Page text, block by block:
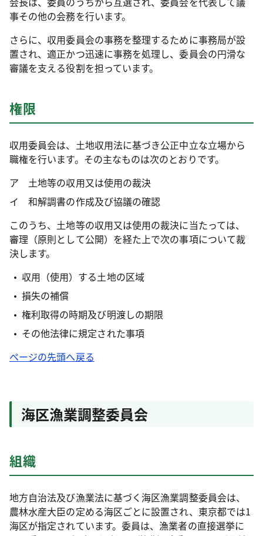
事その他の会務を行います。
さらに、収用委員会の事務を整理するために事務局が設
置され、適正かつ迅速に事務を処理し、委員会の円滑な
審議を支える役割を担っています。
権限
収用委員会は、土地収用法に基づき公正中立な立場から
職権を行います。その主なものは次のとおりです。
ア 土地等の収用又は使用の裁決
イ 和解調書の作成及び協議の確認
このうち、土地等の収用又は使用の裁決に当たっては、
審理（原則として公開）を経た上で次の事項について裁
決します。
収用（使用）する土地の区域
損失の補償
権利取得の時期及び明渡しの期限
その他法律に規定された事項
ページの先頭へ戻る
海区漁業調整委員会
組織
地方自治法及び漁業法に基づく海区漁業調整委員会は、
農林水産大臣の定める海区ごとに設置され、東京都では1
海区が指定されています。委員は、漁業者の直接選挙に